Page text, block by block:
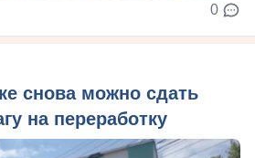
0
снова можно сдать
на переработку